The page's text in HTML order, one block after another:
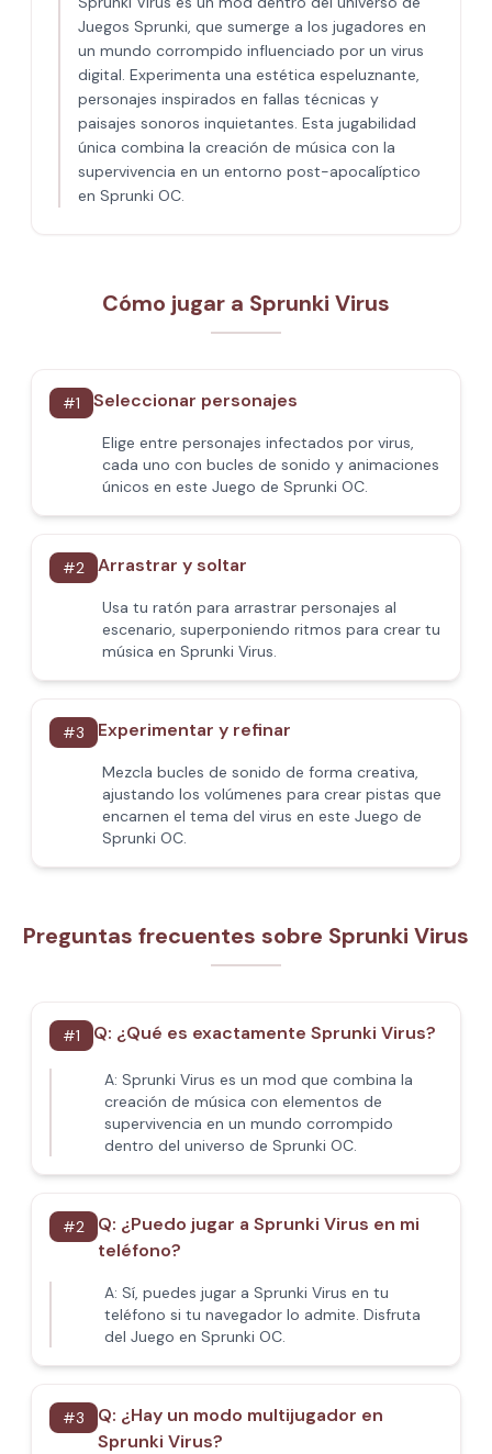
Juegos Sprunki, que sumerge a los jugadores en
un mundo corrompido influenciado por un virus
digital. Experimenta una estética espeluznante,
personajes inspirados en fallas técnicas y
paisajes sonoros inquietantes. Esta jugabilidad
única combina la creación de música con la
supervivencia en un entorno post-apocalíptico
en Sprunki OC.
Cómo jugar a Sprunki Virus
#1 Seleccionar personajes
Elige entre personajes infectados por virus,
cada uno con bucles de sonido y animaciones
únicos en este Juego de Sprunki OC.
#2 Arrastrar y soltar
Usa tu ratón para arrastrar personajes al
escenario, superponiendo ritmos para crear tu
música en Sprunki Virus.
#3 Experimentar y refinar
Mezcla bucles de sonido de forma creativa,
ajustando los volúmenes para crear pistas que
encarnen el tema del virus en este Juego de
Sprunki OC.
Preguntas frecuentes sobre Sprunki Virus
#1 Q: ¿Qué es exactamente Sprunki Virus?
A: Sprunki Virus es un mod que combina la
creación de música con elementos de
supervivencia en un mundo corrompido
dentro del universo de Sprunki OC.
#2 Q: ¿Puedo jugar a Sprunki Virus en mi
teléfono?
A: Sí, puedes jugar a Sprunki Virus en tu
teléfono si tu navegador lo admite. Disfruta
del Juego en Sprunki OC.
#3 Q: ¿Hay un modo multijugador en
Sprunki Virus?